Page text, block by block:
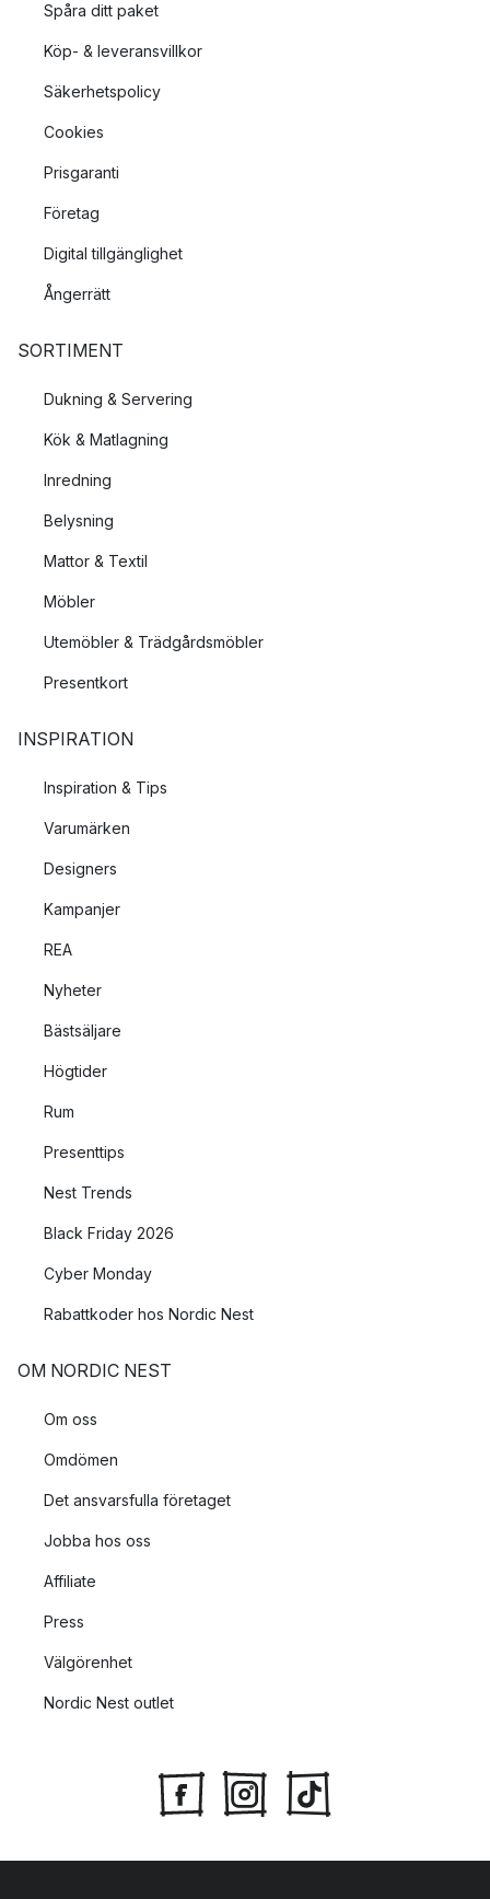
Spåra ditt paket
Köp- & leveransvillkor
Säkerhetspolicy
Cookies
Prisgaranti
Företag
Digital tillgänglighet
Ångerrätt
SORTIMENT
Dukning & Servering
Kök & Matlagning
Inredning
Belysning
Mattor & Textil
Möbler
Utemöbler & Trädgårdsmöbler
Presentkort
INSPIRATION
Inspiration & Tips
Varumärken
Designers
Kampanjer
REA
Nyheter
Bästsäljare
Högtider
Rum
Presenttips
Nest Trends
Black Friday 2026
Cyber Monday
Rabattkoder hos Nordic Nest
OM NORDIC NEST
Om oss
Omdömen
Det ansvarsfulla företaget
Jobba hos oss
Affiliate
Press
Välgörenhet
Nordic Nest outlet